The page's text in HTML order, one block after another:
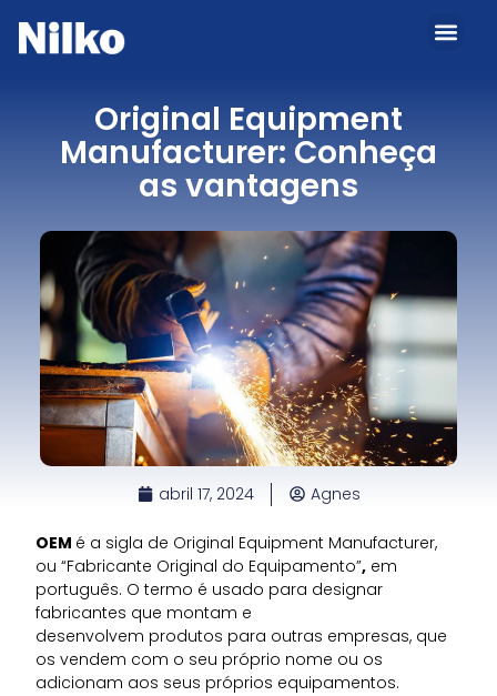
Original Equipment
Manufacturer: Conheça
as vantagens
abril 17, 2024 Agnes
OEM é a sigla de Original Equipment Manufacturer,
ou “Fabricante Original do Equipamento”, em
português. O termo é usado para designar
fabricantes que montam e
desenvolvem produtos para outras empresas, que
os vendem com o seu próprio nome ou os
adicionam aos seus próprios equipamentos.